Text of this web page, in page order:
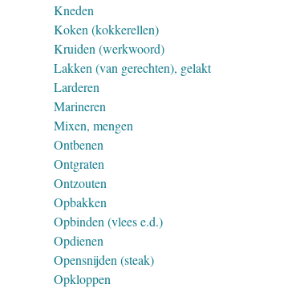
Kneden
Koken (kokkerellen)
Kruiden (werkwoord)
Lakken (van gerechten), gelakt
Larderen
Marineren
Mixen, mengen
Ontbenen
Ontgraten
Ontzouten
Opbakken
Opbinden (vlees e.d.)
Opdienen
Opensnijden (steak)
Opkloppen